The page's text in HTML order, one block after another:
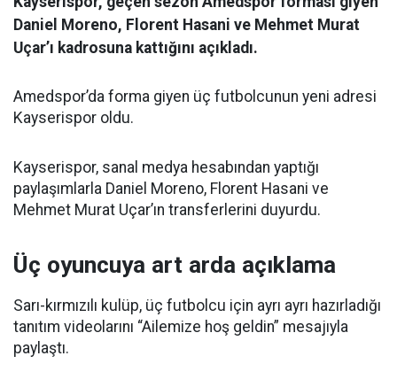
Daniel Moreno, Florent Hasani ve Mehmet Murat
Uçar’ı kadrosuna kattığını açıkladı.
Amedspor’da forma giyen üç futbolcunun yeni adresi
Kayserispor oldu.
Kayserispor, sanal medya hesabından yaptığı
paylaşımlarla Daniel Moreno, Florent Hasani ve
Mehmet Murat Uçar’ın transferlerini duyurdu.
Üç oyuncuya art arda açıklama
Sarı-kırmızılı kulüp, üç futbolcu için ayrı ayrı hazırladığı
tanıtım videolarını “Ailemize hoş geldin” mesajıyla
paylaştı.